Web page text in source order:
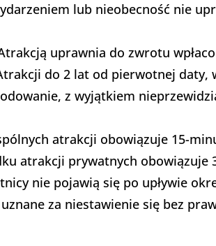
lub nieobecność nie
uprawnia do zwrotu
do 2 lat od pierwotnej daty,
z wyjątkiem
atrakcji obowiązuje 15-
atrakcji prywatnych obowiązuje
nie pojawią się po upływie
za niestawienie się bez